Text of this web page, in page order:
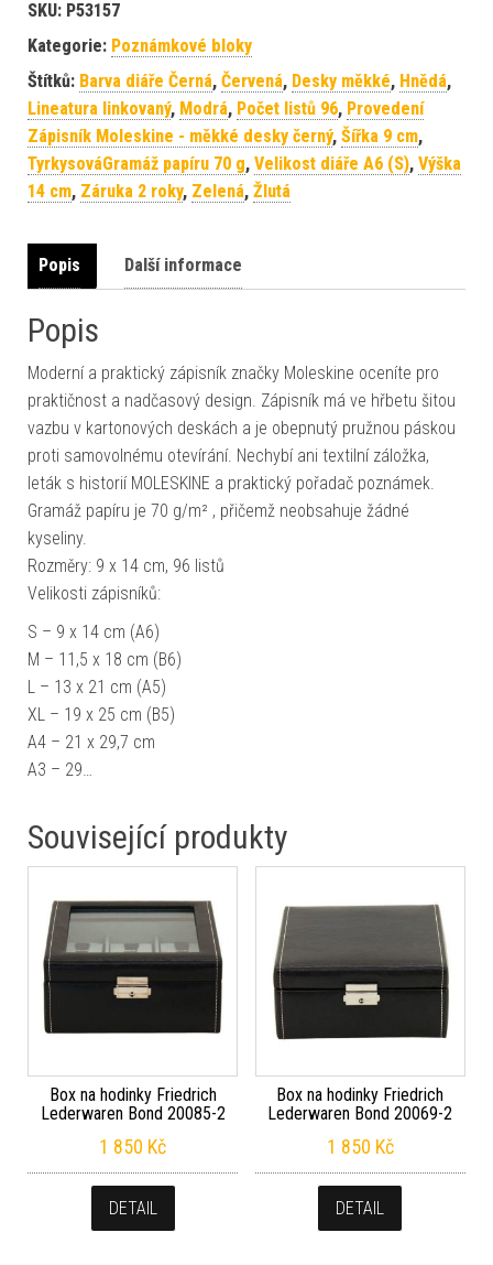
SKU: P53157
Kategorie: Poznámkové bloky
Štítků: Barva diáře Černá, Červená, Desky měkké, Hnědá,
Lineatura linkovaný, Modrá, Počet listů 96, Provedení
Zápisník Moleskine - měkké desky černý, Šířka 9 cm,
TyrkysováGramáž papíru 70 g, Velikost diáře A6 (S), Výška
14 cm, Záruka 2 roky, Zelená, Žlutá
Popis Další informace
Popis
Moderní a praktický zápisník značky Moleskine oceníte pro
praktičnost a nadčasový design. Zápisník má ve hřbetu šitou
vazbu v kartonových deskách a je obepnutý pružnou páskou
proti samovolnému otevírání. Nechybí ani textilní záložka,
leták s historií MOLESKINE a praktický pořadač poznámek.
Gramáž papíru je 70 g/m² , přičemž neobsahuje žádné
kyseliny.
Rozměry: 9 x 14 cm, 96 listů
Velikosti zápisníků:
S – 9 x 14 cm (A6)
M – 11,5 x 18 cm (B6)
L – 13 x 21 cm (A5)
XL – 19 x 25 cm (B5)
A4 – 21 x 29,7 cm
A3 – 29…
Související produkty
Box na hodinky Friedrich
Lederwaren Bond 20085-2
1 850 Kč
DETAIL
Box na hodinky Friedrich
Lederwaren Bond 20069-2
1 850 Kč
DETAIL